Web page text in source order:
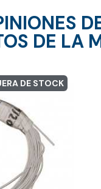
DE LA
DE STOCK